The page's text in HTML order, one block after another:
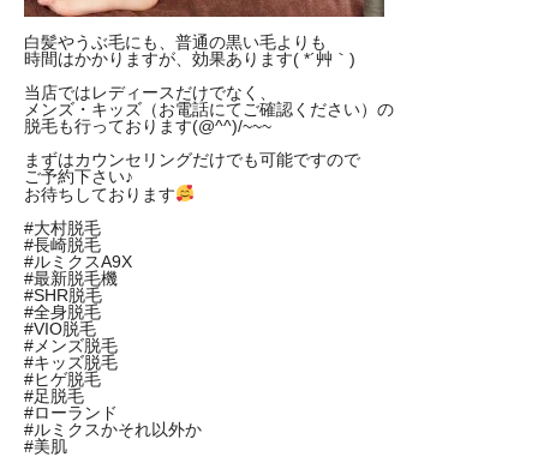
白髪やうぶ毛にも、普通の黒い毛よりも
時間はかかりますが、効果あります( *´艸｀)
当店ではレディースだけでなく、
メンズ・キッズ（お電話にてご確認ください）の
脱毛も行っております(@^^)/~~~
まずはカウンセリングだけでも可能ですので
ご予約下さい♪
お待ちしております
#大村脱毛
#長崎脱毛
#ルミクスA9X
#最新脱毛機
#SHR脱毛
#全身脱毛
#VIO脱毛
#メンズ脱毛
#キッズ脱毛
#ヒゲ脱毛
#足脱毛
#ローランド
#ルミクスかそれ以外か
#美肌